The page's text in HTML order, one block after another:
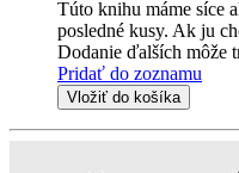
Túto knihu máme síce
posledné kusy. Ak ju
Dodanie ďalších môže
Pridať do zoznamu
Vložiť do košíka